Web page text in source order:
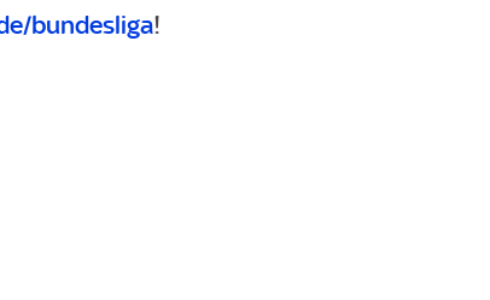
bundesliga!